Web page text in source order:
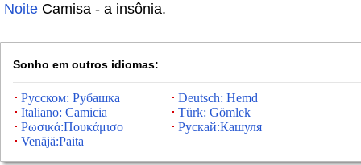
Noite Camisa - a insônia.
Sonho em outros idiomas:
Русском: Рубашка
Deutsch: Hemd
Italiano: Camicia
Türk: Gömlek
Ρωσικά:Πουκάμισο
Рускай:Кашуля
Venäjä:Paita